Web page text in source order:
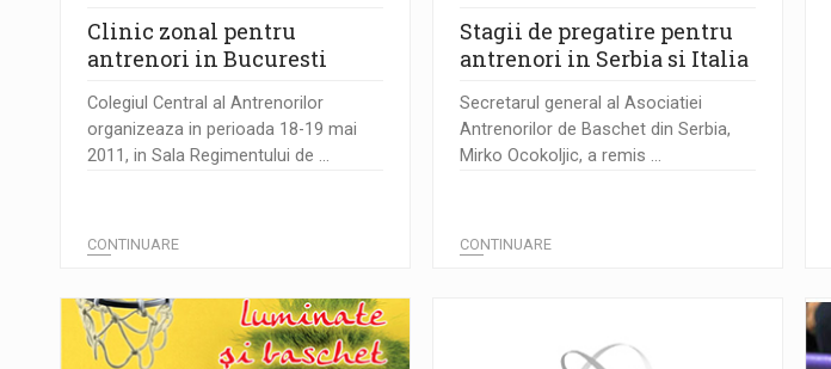
Clinic zonal pentru
antrenori in Bucuresti
Colegiul Central al Antrenorilor
organizeaza in perioada 18-19 mai
2011, in Sala Regimentului de ...
CONTINUARE
Stagii de pregatire pentru
antrenori in Serbia si Italia
Secretarul general al Asociatiei
Antrenorilor de Baschet din Serbia,
Mirko Ocokoljic, a remis ...
CONTINUARE